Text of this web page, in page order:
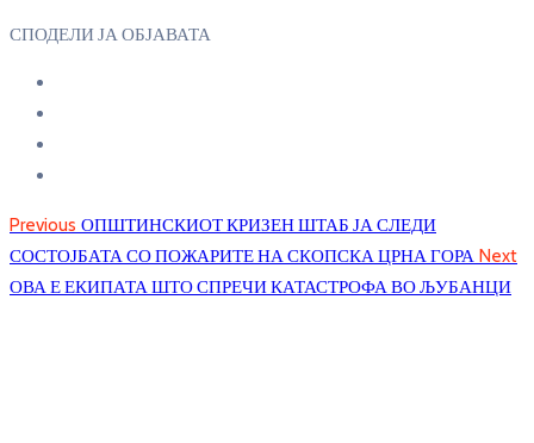
СПОДЕЛИ ЈА ОБЈАВАТА
Previous ОПШТИНСКИОТ КРИЗЕН ШТАБ ЈА СЛЕДИ
СОСТОЈБАТА СО ПОЖАРИТЕ НА СКОПСКА ЦРНА ГОРА Next
ОВА Е ЕКИПАТА ШТО СПРЕЧИ КАТАСТРОФА ВО ЉУБАНЦИ